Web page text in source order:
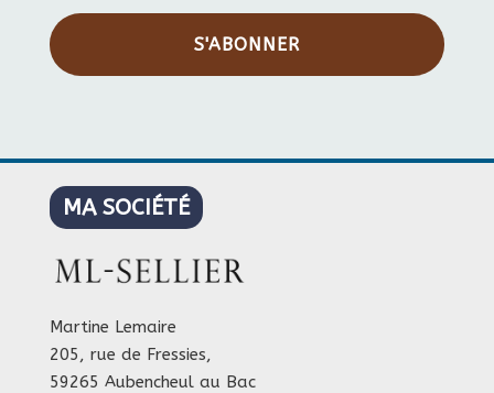
S'ABONNER
MA SOCIÉTÉ
Martine Lemaire
205, rue de Fressies,
59265 Aubencheul au Bac